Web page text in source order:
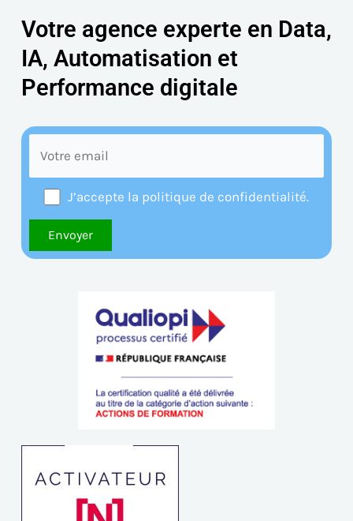
Votre agence experte en Data,
IA, Automatisation et
Performance digitale
J’accepte la politique de confidentialité.